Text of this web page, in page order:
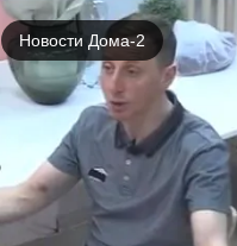
Новости Дома-2